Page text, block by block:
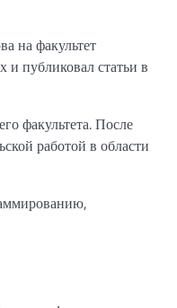
на факультет
публиковал статьи в
факультета. После
работой в области